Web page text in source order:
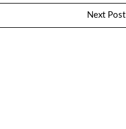
Next Post